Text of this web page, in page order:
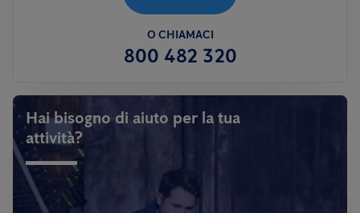
O CHIAMACI
800 482 320
Hai bisogno di aiuto per la tua
attività?